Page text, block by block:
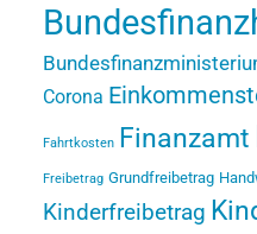
Corona
Fahrtkosten Finanzamt
Freibetrag Grundfreibetrag
Kinderfreibetrag